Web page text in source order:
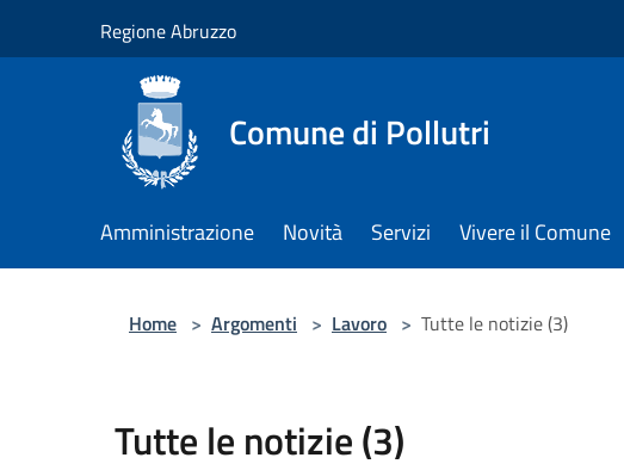
Regione Abruzzo
Comune di Pollutri
Amministrazione Novità Servizi Vivere il Comune
Home > Argomenti > Lavoro > Tutte le notizie (3)
Tutte le notizie (3)